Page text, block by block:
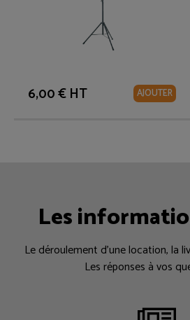
6,00 € HT AJOUTER
Les
Le déroulement d’une location, la
Les réponses à vos